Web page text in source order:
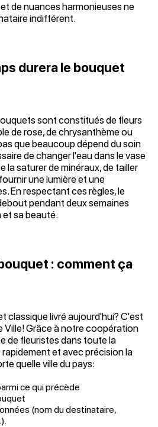
de nuances harmonieuses ne
indifférent.
durera le bouquet
sont constitués de fleurs
de rose, de chrysanthème ou
que beaucoup dépend du soin
de changer l'eau dans le vase
la saturer de minéraux, de tailler
une lumière et une
En respectant ces règles, le
pendant deux semaines
et sa beauté.
: comment ça
classique livré aujourd'hui? C'est
Ville! Grâce à notre coopération
de fleuristes dans toute la
et avec précision la
quelle ville du pays:
ce qui précède
(nom du destinataire,